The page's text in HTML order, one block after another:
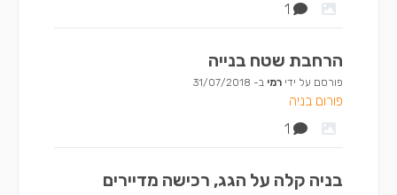
1
הרחבת שטח בנייה
פורסם על ידי רמי ב- 31/07/2018
פורום בניה
1
בניה קלה על הגג, רכישה מדיירים